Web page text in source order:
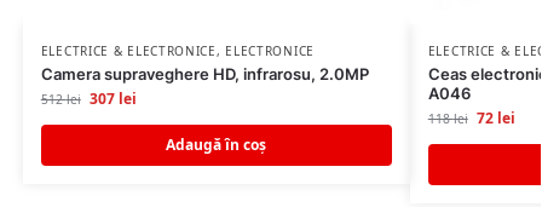
ELECTRICE & ELECTRONICE, ELECTRONICE
Camera supraveghere HD, infrarosu, 2.0MP
512lei 307 lei
Adaugă în coș
ELECTRICE &
Ceas
A046
118lei 72 lei